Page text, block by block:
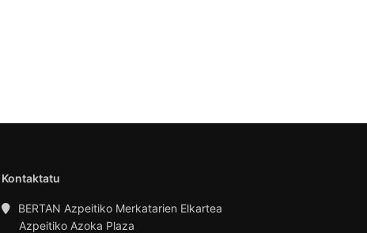
Kontaktatu
BERTAN Azpeitiko Merkatarien Elkartea
Azpeitiko Azoka Plaza